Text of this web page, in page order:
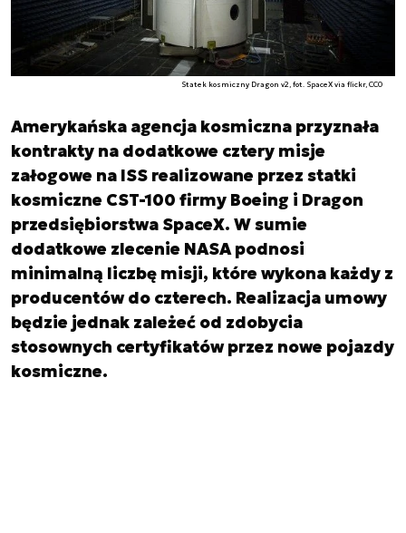
Statek kosmiczny Dragon v2, fot. SpaceX via flickr, CC0
Amerykańska agencja kosmiczna przyznała
kontrakty na dodatkowe cztery misje
załogowe na ISS realizowane przez statki
kosmiczne CST-100 firmy Boeing i Dragon
przedsiębiorstwa SpaceX. W sumie
dodatkowe zlecenie NASA podnosi
minimalną liczbę misji, które wykona każdy z
producentów do czterech. Realizacja umowy
będzie jednak zależeć od zdobycia
stosownych certyfikatów przez nowe pojazdy
kosmiczne.